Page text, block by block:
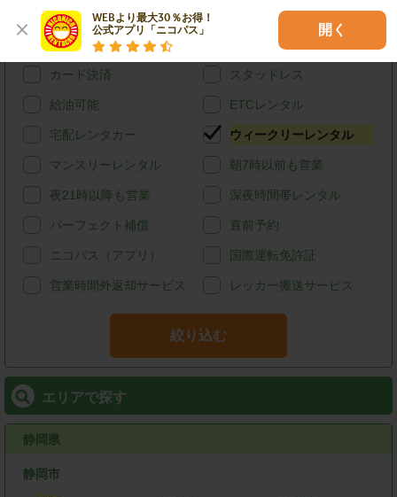
WEBより最大30％お得！
公式アプリ「ニコパス」
開く
特徴で探す
ハイブリッド
カード決済 スタッドレス
給油可能 ETCレンタル
宅配レンタカー ウィークリーレンタル
マンスリーレンタル 朝7時以前も営業
夜21時以降も営業 深夜時間帯レンタル
パーフェクト補償 直前予約
ニコパス（アプリ） 国際運転免許証
営業時間外返却サービス レッカー搬送サービス
絞り込む
エリアで探す
静岡県
静岡市